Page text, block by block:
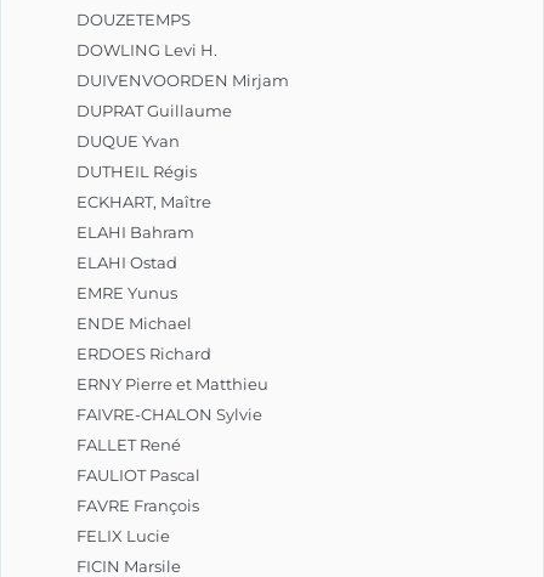
DOUZETEMPS
DOWLING Levi H.
DUIVENVOORDEN Mirjam
DUPRAT Guillaume
DUQUE Yvan
DUTHEIL Régis
ECKHART, Maître
ELAHI Bahram
ELAHI Ostad
EMRE Yunus
ENDE Michael
ERDOES Richard
ERNY Pierre et Matthieu
FAIVRE-CHALON Sylvie
FALLET René
FAULIOT Pascal
FAVRE François
FELIX Lucie
FICIN Marsile